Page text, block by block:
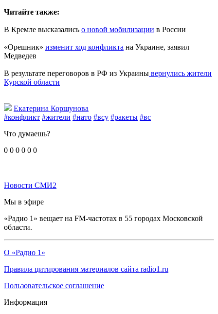
Читайте также:
В Кремле высказались о новой мобилизации в России
«Орешник» изменит ход конфликта на Украине, заявил
Медведев
В результате переговоров в РФ из Украины вернулись жители
Курской области
Екатерина Коршунова
#конфликт #жители #нато #всу #ракеты #вс
Что думаешь?
0 0 0 0 0 0
Новости СМИ2
Мы в эфире
«Радио 1» вещает на FM-частотах в 55 городах Московской
области.
О «Радио 1»
Правила цитирования материалов сайта radio1.ru
Пользовательское соглашение
Информация